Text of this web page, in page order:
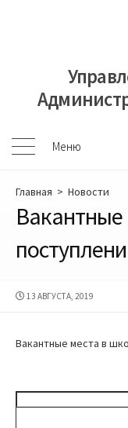
Меню
Меню
Главная > Новости
Вакантные
ДАТА
13 АВГУСТА, 2019
Вакантные места в